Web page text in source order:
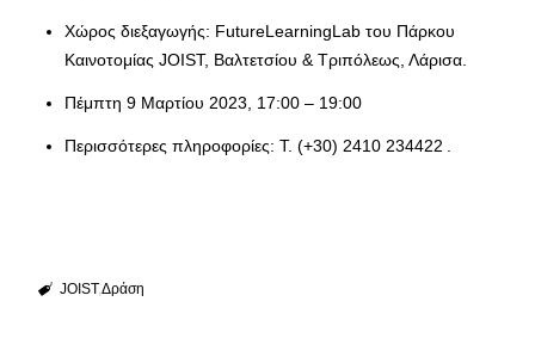
Χώρος διεξαγωγής: FutureLearningLab του Πάρκου
Καινοτομίας JOIST, Βαλτετσίου & Τριπόλεως, Λάρισα.
Πέμπτη 9 Μαρτίου 2023, 17:00 – 19:00
Περισσότερες πληροφορίες: Τ. (+30) 2410 234422 .
JOIST Δράση